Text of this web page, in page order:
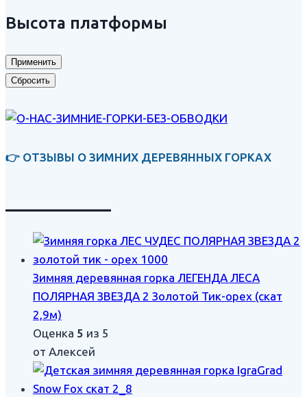
Высота платформы
Применить
Сбросить
👉 ОТЗЫВЫ О ЗИМНИХ ДЕРЕВЯННЫХ ГОРКАХ
Зимняя деревянная горка ЛЕГЕНДА ЛЕСА
ПОЛЯРНАЯ ЗВЕЗДА 2 Золотой Тик-орех (скат
2,9м)
Оценка 5 из 5
от Алексей